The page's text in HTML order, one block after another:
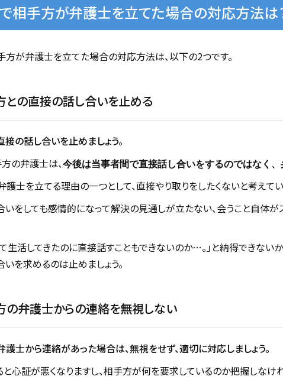
相手方が弁護士を立てた場合の対応方法は
方が弁護士を立てた場合の対応方法は、以下の2つです。
との直接の話し合いを止める
の話し合いを止めましょう。
の弁護士は、今後は当事者間で直接話し合いをするのではなく
士を立てる理由の一つとして、直接やり取りをしたくないと考えて
いをしても感情的になって解決の見通しが立たない、会うこと自体が
て生活してきたのに直接話すこともできないのか…。」と納得できな
を求めるのは止めましょう。
の弁護士からの連絡を無視しない
士から連絡があった場合は、無視をせず、適切に対応しましょう。
心証が悪くなりますし、相手方が何を要求しているのか把握しなけ